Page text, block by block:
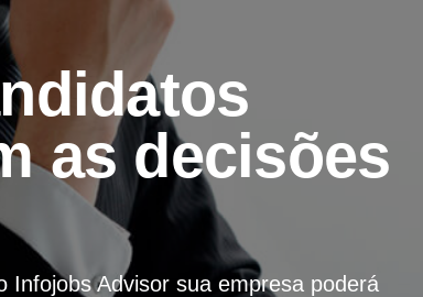
as decisões
Infojobs Advisor sua empresa poderá